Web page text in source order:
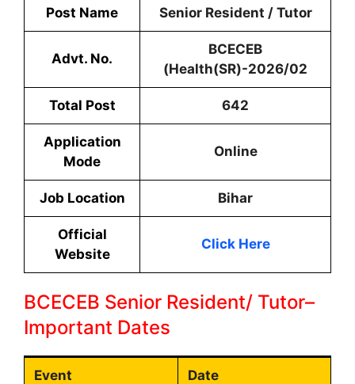
Post Name Senior Resident / Tutor
Advt. No.
BCECEB
(Health(SR)-2026/02
Total Post 642
Application
Mode
Online
Job Location Bihar
Official
Website
Click Here
BCECEB Senior Resident/ Tutor–
Important Dates
Event Date